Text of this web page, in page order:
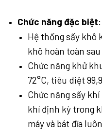
Chức năng đặc biệt:
Hệ thống sấy khô
khô hoàn toàn
Chức năng khử
72°C, tiêu diệt
Chức năng sấy
khí định kỳ trong
máy và bát đĩa